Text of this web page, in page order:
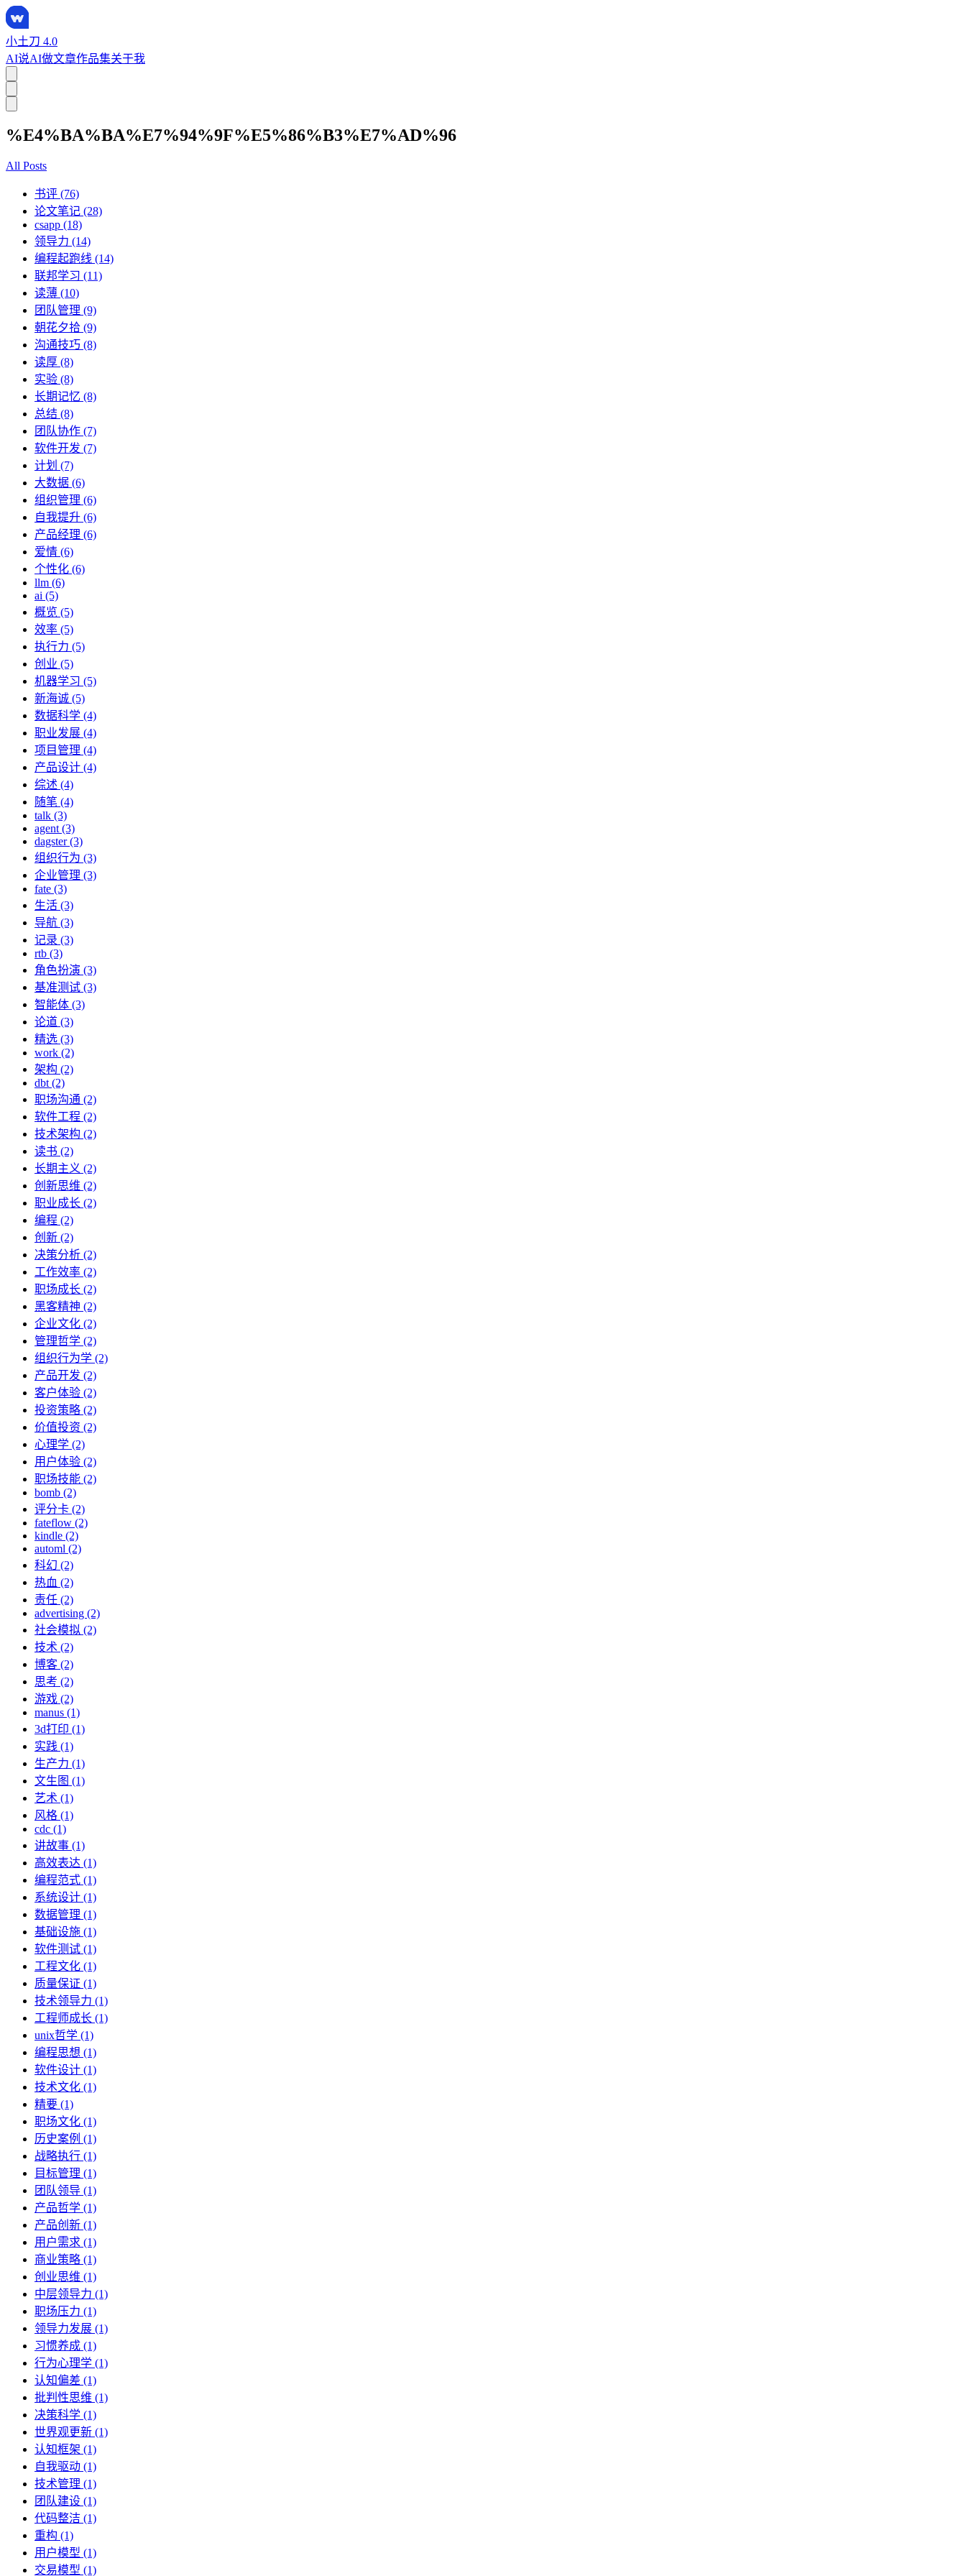
小土刀 4.0
AI说AI做文章作品集关于我
%E4%BA%BA%E7%94%9F%E5%86%B3%E7%AD%96
All Posts
书评 (76)
论文笔记 (28)
csapp (18)
领导力 (14)
编程起跑线 (14)
联邦学习 (11)
读薄 (10)
团队管理 (9)
朝花夕拾 (9)
沟通技巧 (8)
读厚 (8)
实验 (8)
长期记忆 (8)
总结 (8)
团队协作 (7)
软件开发 (7)
计划 (7)
大数据 (6)
组织管理 (6)
自我提升 (6)
产品经理 (6)
爱情 (6)
个性化 (6)
llm (6)
ai (5)
概览 (5)
效率 (5)
执行力 (5)
创业 (5)
机器学习 (5)
新海诚 (5)
数据科学 (4)
职业发展 (4)
项目管理 (4)
产品设计 (4)
综述 (4)
随笔 (4)
talk (3)
agent (3)
dagster (3)
组织行为 (3)
企业管理 (3)
fate (3)
生活 (3)
导航 (3)
记录 (3)
rtb (3)
角色扮演 (3)
基准测试 (3)
智能体 (3)
论道 (3)
精选 (3)
work (2)
架构 (2)
dbt (2)
职场沟通 (2)
软件工程 (2)
技术架构 (2)
读书 (2)
长期主义 (2)
创新思维 (2)
职业成长 (2)
编程 (2)
创新 (2)
决策分析 (2)
工作效率 (2)
职场成长 (2)
黑客精神 (2)
企业文化 (2)
管理哲学 (2)
组织行为学 (2)
产品开发 (2)
客户体验 (2)
投资策略 (2)
价值投资 (2)
心理学 (2)
用户体验 (2)
职场技能 (2)
bomb (2)
评分卡 (2)
fateflow (2)
kindle (2)
automl (2)
科幻 (2)
热血 (2)
责任 (2)
advertising (2)
社会模拟 (2)
技术 (2)
博客 (2)
思考 (2)
游戏 (2)
manus (1)
3d打印 (1)
实践 (1)
生产力 (1)
文生图 (1)
艺术 (1)
风格 (1)
cdc (1)
讲故事 (1)
高效表达 (1)
编程范式 (1)
系统设计 (1)
数据管理 (1)
基础设施 (1)
软件测试 (1)
工程文化 (1)
质量保证 (1)
技术领导力 (1)
工程师成长 (1)
unix哲学 (1)
编程思想 (1)
软件设计 (1)
技术文化 (1)
精要 (1)
职场文化 (1)
历史案例 (1)
战略执行 (1)
目标管理 (1)
团队领导 (1)
产品哲学 (1)
产品创新 (1)
用户需求 (1)
商业策略 (1)
创业思维 (1)
中层领导力 (1)
职场压力 (1)
领导力发展 (1)
习惯养成 (1)
行为心理学 (1)
认知偏差 (1)
批判性思维 (1)
决策科学 (1)
世界观更新 (1)
认知框架 (1)
自我驱动 (1)
技术管理 (1)
团队建设 (1)
代码整洁 (1)
重构 (1)
用户模型 (1)
交易模型 (1)